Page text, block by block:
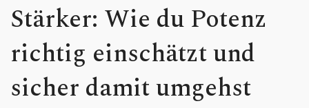
Stärker: Wie du Potenz
richtig einschätzt und
sicher damit umgehst